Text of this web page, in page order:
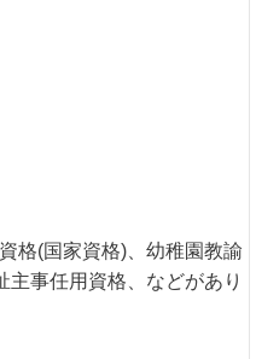
格(国家資格)、幼稚園教諭
事任用資格、などがあり